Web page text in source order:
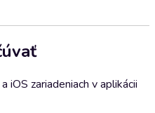
iOS zariadeniach v aplikácii